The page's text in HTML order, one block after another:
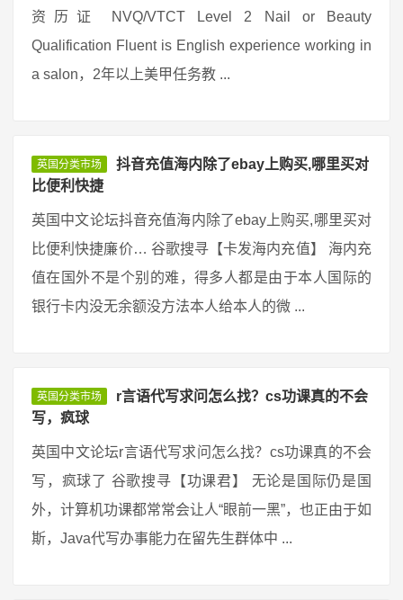
资历证 NVQ/VTCT Level 2 Nail or Beauty
Qualification Fluent is English experience working in
a salon，2年以上美甲任务教 ...
英国分类市场
抖音充值海内除了ebay上购买,哪里买对
比便利快捷
英国中文论坛抖音充值海内除了ebay上购买,哪里买对
比便利快捷廉价… 谷歌搜寻【卡发海内充值】 海内充
值在国外不是个别的难，得多人都是由于本人国际的
银行卡内没无余额没方法本人给本人的微 ...
英国分类市场
r言语代写求问怎么找？cs功课真的不会
写，疯球
英国中文论坛r言语代写求问怎么找？cs功课真的不会
写，疯球了 谷歌搜寻【功课君】 无论是国际仍是国
外，计算机功课都常常会让人“眼前一黑”，也正由于如
斯，Java代写办事能力在留先生群体中 ...